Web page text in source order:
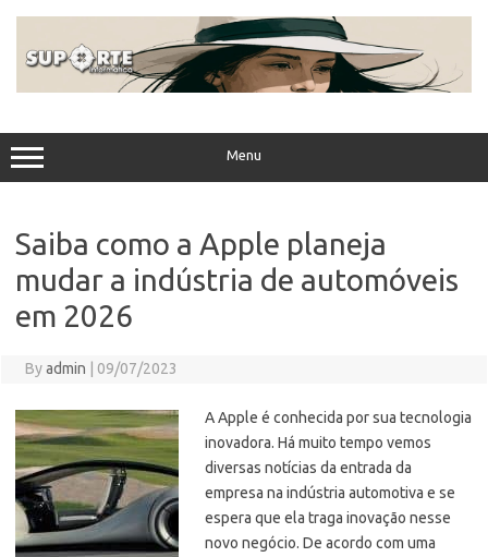
Menu
Saiba como a Apple planeja
mudar a indústria de automóveis
em 2026
Byadmin 09/07/2023
A Apple é conhecida por sua tecnologia
inovadora. Há muito tempo vemos
diversas notícias da entrada da
empresa na indústria automotiva e se
espera que ela traga inovação nesse
novo negócio. De acordo com uma